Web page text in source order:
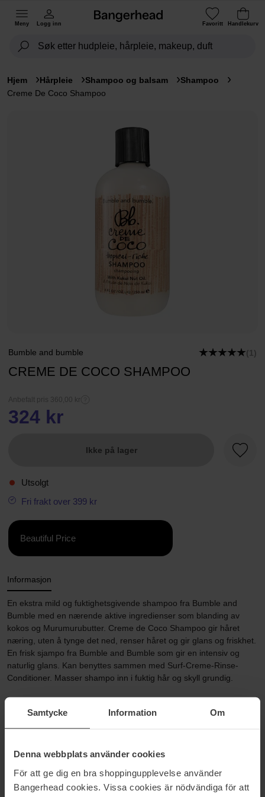
Samtycke Information Om
Denna webbplats använder cookies
För att ge dig en bra shoppingupplevelse använder
Bangerhead cookies. Vissa cookies är nödvändiga för att
Meny Logg inn Favoritt Handlekurv
Hjem Hårpleie Shampoo og balsam
Shampoo
Creme De Coco Shampoo
Bumble and bumble (1)
CREME DE COCO SHAMPOO
Anbefalt pris 360,00 kr
324 kr
Ikke på lager
Utsolgt
Fri frakt over 399 kr
Beautiful Price
Informasjon
En ekstra mild og fuktighetsgivende shampoo fra Bumble and
Bumble med en nærende aktive ingredienser som blanding av
kokos og Murumurubutter. Creme de Coco Shampoo gir håret
næring, uten å tynge det ned, renser håret og gir glans og friskhet.
En frisk sjampo fra Bumble and Bumble som gir en intensiv og
naturlig glans. Kan benyttes sammen med Surf-Creme-Rinse-
Conditioner. Masser shampo inn i fuktig hår og skyll grundig.
Artikkelnummer: 15305
Hårpleie
Shampoo og balsam